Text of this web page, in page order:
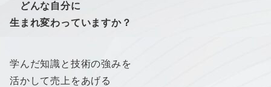
どんな自分に
生まれ変わっていますか？
学んだ知識と技術の強みを
活かして売上をあげる